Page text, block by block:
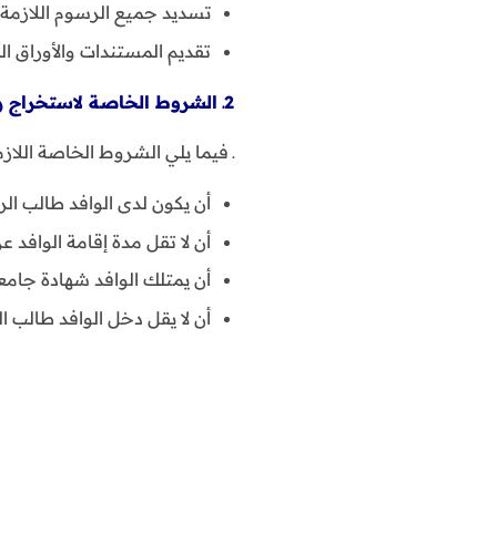
تسديد جميع الرسوم
تقديم المستندات والأوراق
2ـ الشروط الخاصة لاستخراج رخصة قيادة دراجة نارية للوافدين في الكويت
ـ فيما يلي الشروط الخاصة
أن يكون لدى الوافد طالب
أن لا تقل مدة إقامة
أن يمتلك الوافد شهادة
أن لا يقل دخل الوافد طالب الرخصة عن